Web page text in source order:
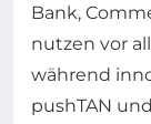
Bank,
nutzen vor
während
pushTAN